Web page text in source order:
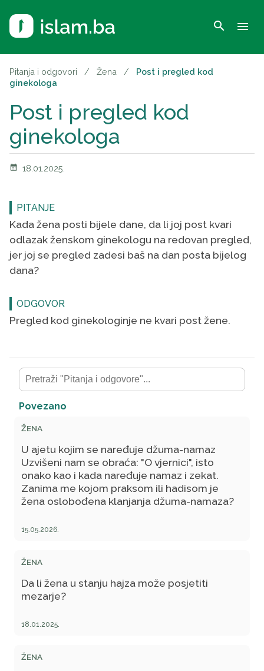
search menu
Pitanja i odgovori / Žena /
Post i pregled kod
ginekologa
Post i pregled kod
ginekologa
calendar_month 18.01.2025.
PITANJE
Kada žena posti bijele dane, da li joj post kvari
odlazak ženskom ginekologu na redovan pregled,
jer joj se pregled zadesi baš na dan posta bijelog
dana?
ODGOVOR
Pregled kod ginekologinje ne kvari post žene.
Povezano
ŽENA
U ajetu kojim se naređuje džuma-namaz
Uzvišeni nam se obraća: "O vjernici", isto
onako kao i kada naređuje namaz i zekat.
Zanima me kojom praksom ili hadisom je
žena oslobođena klanjanja džuma-namaza?
15.05.2026.
ŽENA
Da li žena u stanju hajza može posjetiti
mezarje?
18.01.2025.
ŽENA